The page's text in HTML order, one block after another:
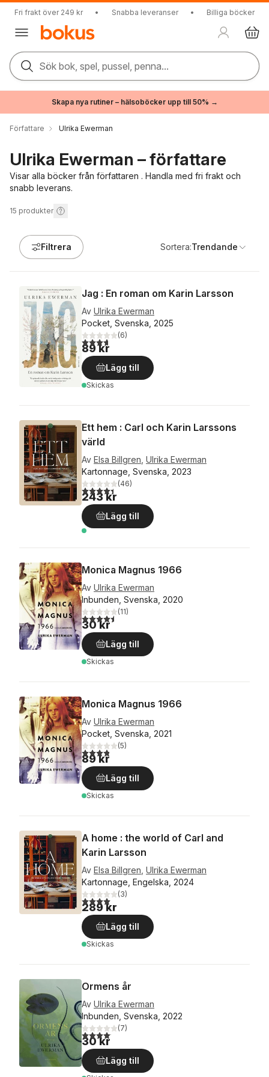
Fri frakt över 249 kr • Snabba leveranser • Billiga böcker
Sök bok, spel, pussel, penna...
Skapa nya rutiner – hälsoböcker upp till 50% →
Författare Ulrika Ewerman
Ulrika Ewerman – författare
Visar alla böcker från författaren . Handla med fri frakt och
snabb leverans.
15 produkter
Filtrera Sortera:Trendande
Jag : En roman om Karin Larsson
Av Ulrika Ewerman
Pocket, Svenska, 2025
3,7utav 5 stjärnor. Totalt antal röster:
(6)
89 kr
Lägg till
Skickas
Ett hem : Carl och Karin Larssons
värld
Av Elsa Billgren Ulrika Ewerman
Kartonnage, Svenska, 2023
4,4utav 5 stjärnor. Totalt antal röster:
(46)
243 kr
Lägg till
Monica Magnus 1966
Av Ulrika Ewerman
Inbunden, Svenska, 2020
4,5utav 5 stjärnor. Totalt antal röster:
(11)
30 kr
Lägg till
Skickas
Monica Magnus 1966
Av Ulrika Ewerman
Pocket, Svenska, 2021
3,8utav 5 stjärnor. Totalt antal röster:
(5)
89 kr
Lägg till
Skickas
A home : the world of Carl and
Karin Larsson
Av Elsa Billgren Ulrika Ewerman
Kartonnage, Engelska, 2024
4,0utav 5 stjärnor. Totalt antal röster:
(3)
289 kr
Lägg till
Skickas
Ormens år
Av Ulrika Ewerman
Inbunden, Svenska, 2022
4,1utav 5 stjärnor. Totalt antal röster:
(7)
30 kr
Lägg till